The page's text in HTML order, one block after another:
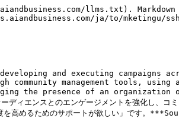
llms.txt). Markdown
ja/to/mketingu/
and executing campaigns
community management tools,
presence of an organization on
ィエンスとのエンゲージメントを強化し、
を高めるためのサポートが欲しい」です。